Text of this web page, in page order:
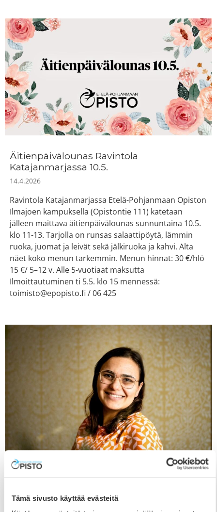
Tämä sivusto käyttää evästeitä
Äitienpäivälounas Ravintola
Katajanmarjassa 10.5.
14.4.2026
Ravintola Katajanmarjassa Etelä-Pohjanmaan Opiston
Ilmajoen kampuksella (Opistontie 111) katetaan
jälleen maittava äitienpäivälounas sunnuntaina 10.5.
klo 11-13. Tarjolla on runsas salaattipöytä, lämmin
ruoka, juomat ja leivät sekä jälkiruoka ja kahvi. Alta
näet koko menun tarkemmin. Menun hinnat: 30 €/hlö
15 €/ 5–12 v. Alle 5-vuotiaat maksutta
Ilmoittautuminen ti 5.5. klo 15 mennessä:
toimisto@epopisto.fi / 06 425
18.3.2026